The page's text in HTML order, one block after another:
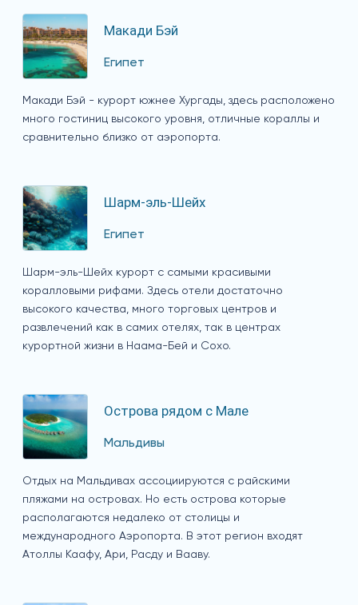
Макади Бэй
Египет
Макади Бэй - курорт южнее Хургады, здесь расположено
много гостиниц высокого уровня, отличные кораллы и
сравнительно близко от аэропорта.
Шарм-эль-Шейх
Египет
Шарм-эль-Шейх курорт с самыми красивыми
коралловыми рифами. Здесь отели достаточно
высокого качества, много торговых центров и
развлечений как в самих отелях, так в центрах
курортной жизни в Наама-Бей и Сохо.
Острова рядом с Мале
Мальдивы
Отдых на Мальдивах ассоциируются с райскими
пляжами на островах. Но есть острова которые
располагаются недалеко от столицы и
международного Аэропорта. В этот регион входят
Атоллы Каафу, Ари, Расду и Вааву.